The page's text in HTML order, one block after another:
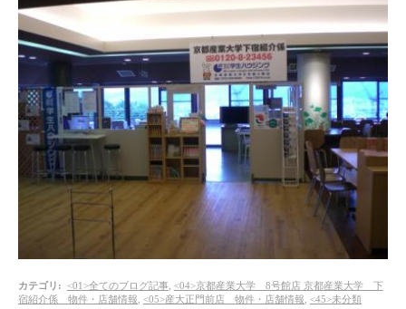
カテゴリ : <01>全てのブログ記事, <04>京都産業大学 8号館店 京都産業大学 下
宿紹介係 物件・店舗情報
<05>産大正門前店 物件・店舗情報 <45>未分類